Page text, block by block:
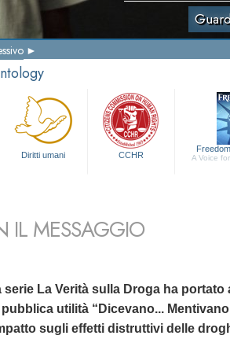
Diritti umani CCHR A Voice
IL MESSAGGIO
serie La Verità sulla Droga ha portato
utilità “Dicevano...
sugli effetti distruttivi delle